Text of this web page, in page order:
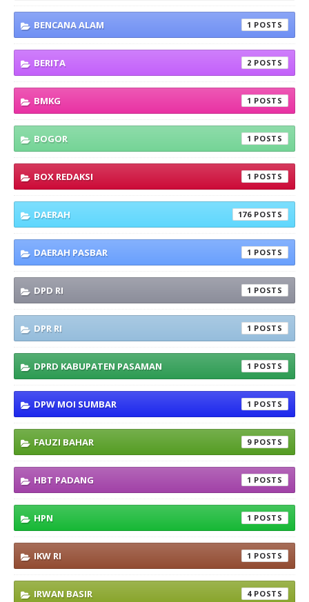
BENCANA ALAM 1
BERITA 2
BMKG 1
BOGOR 1
BOX REDAKSI 1
DAERAH 176
DAERAH PASBAR 1
DPD RI 1
DPR RI 1
DPRD KABUPATEN PASAMAN 1
DPW MOI SUMBAR 1
FAUZI BAHAR 9
HBT PADANG 1
HPN 1
IKW RI 1
IRWAN BASIR 4